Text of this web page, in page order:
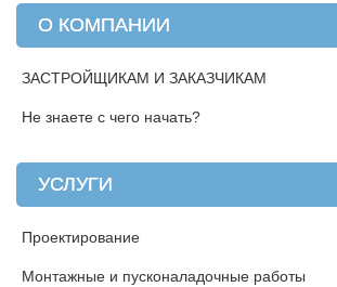
О КОМПАНИИ
ЗАСТРОЙЩИКАМ И ЗАКАЗЧИКАМ
Не знаете с чего начать?
УСЛУГИ
Проектирование
Монтажные и пусконаладочные работы